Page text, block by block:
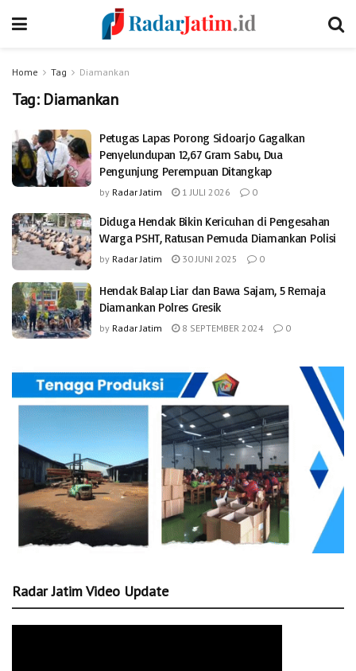
Home Tag Diamankan
Tag: Diamankan
Petugas Lapas Porong Sidoarjo Gagalkan
Penyelundupan 12,67 Gram Sabu, Dua
Pengunjung Perempuan Ditangkap
by Radar Jatim 1 JULI 2026 0
Diduga Hendak Bikin Kericuhan di Pengesahan
Warga PSHT, Ratusan Pemuda Diamankan Polisi
by Radar Jatim 30 JUNI 2025 0
Hendak Balap Liar dan Bawa Sajam, 5 Remaja
Diamankan Polres Gresik
by Radar Jatim 8 SEPTEMBER 2024 0
Radar Jatim Video Update